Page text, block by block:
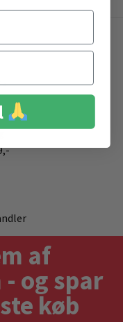
af
og spar
køb